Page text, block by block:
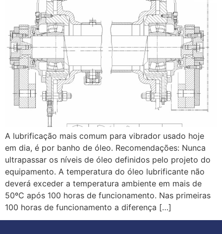
A lubrificação mais comum para vibrador usado hoje
em dia, é por banho de óleo. Recomendações: Nunca
ultrapassar os níveis de óleo definidos pelo projeto do
equipamento. A temperatura do óleo lubrificante não
deverá exceder a temperatura ambiente em mais de
50ºC após 100 horas de funcionamento. Nas primeiras
100 horas de funcionamento a diferença […]